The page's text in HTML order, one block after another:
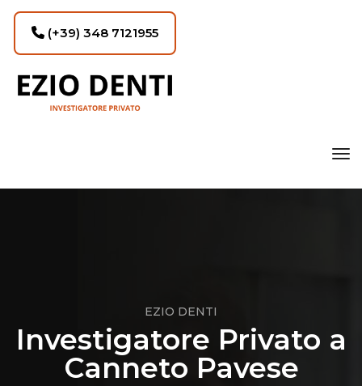
(+39) 348 7121955
EZIO DENTI
Investigatore Privato a
Canneto Pavese